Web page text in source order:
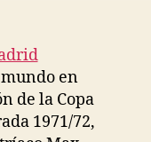
en
de la Copa
1971/72,